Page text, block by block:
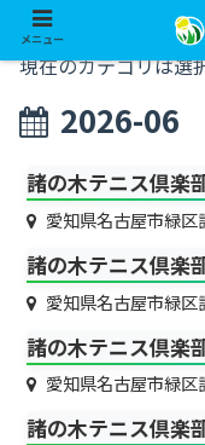
現在のカテゴリは選
2026-06
諸の木テニス倶楽
愛知県名古屋市緑
諸の木テニス倶楽
愛知県名古屋市緑
諸の木テニス倶楽
愛知県名古屋市緑
諸の木テニス倶楽
メニュー